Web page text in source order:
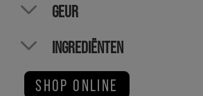
GEUR
INGREDIËNTEN
SHOP ONLINE